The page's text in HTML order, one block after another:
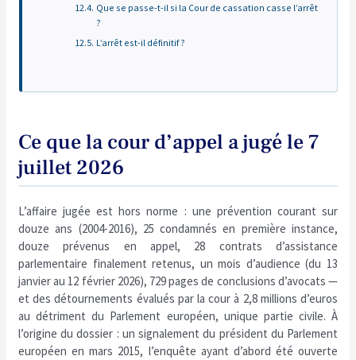
Que se passe-t-il si la Cour de cassation casse l’arrêt
?
L’arrêt est-il définitif ?
Ce que la cour d’appel a jugé le 7
juillet 2026
L’affaire jugée est hors norme : une prévention courant sur
douze ans (2004-2016), 25 condamnés en première instance,
douze prévenus en appel, 28 contrats d’assistance
parlementaire finalement retenus, un mois d’audience (du 13
janvier au 12 février 2026), 729 pages de conclusions d’avocats —
et des détournements évalués par la cour à 2,8 millions d’euros
au détriment du Parlement européen, unique partie civile. À
l’origine du dossier : un signalement du président du Parlement
européen en mars 2015, l’enquête ayant d’abord été ouverte